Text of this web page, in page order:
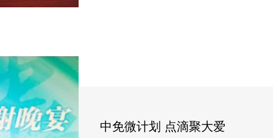
中免微计划 点滴聚大爱